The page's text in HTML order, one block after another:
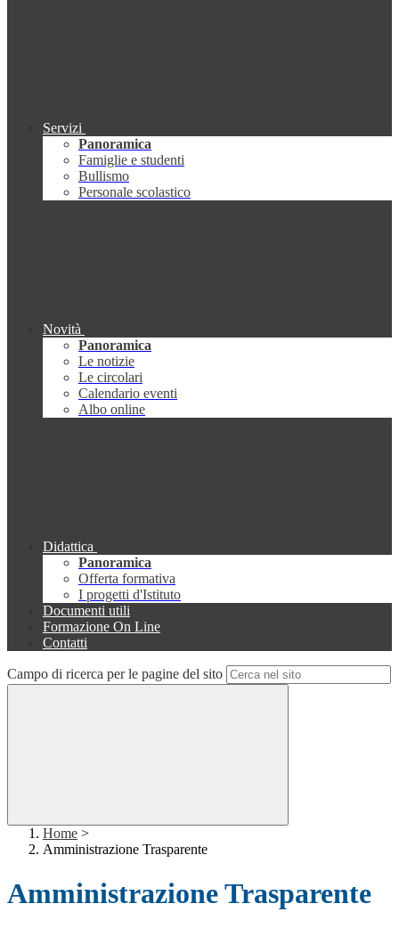
Servizi
Panoramica
Famiglie e studenti
Bullismo
Personale scolastico
Novità
Panoramica
Le notizie
Le circolari
Calendario eventi
Albo online
Didattica
Panoramica
Offerta formativa
I progetti d'Istituto
Documenti utili
Formazione On Line
Contatti
Campo di ricerca per le pagine del sito
Home >
Amministrazione Trasparente
Amministrazione Trasparente